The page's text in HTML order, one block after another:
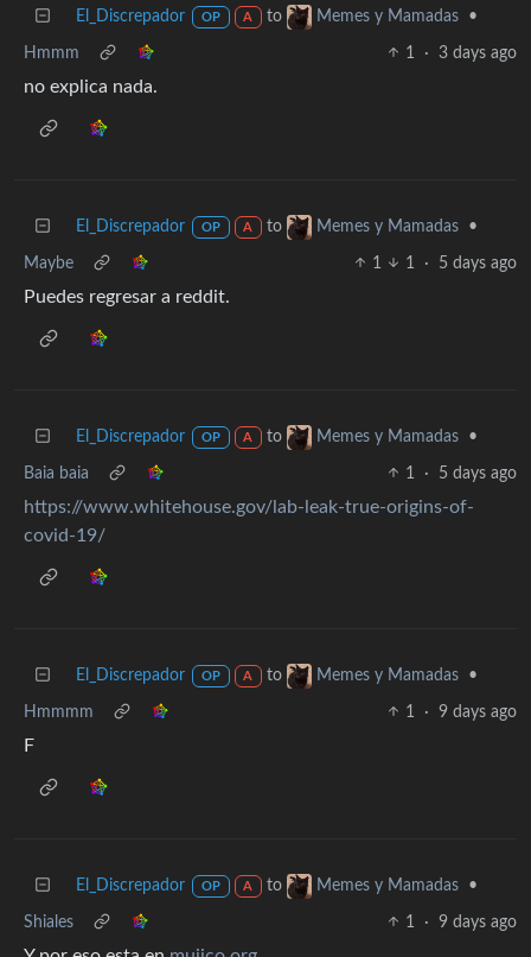
El_Discrepador OP A to Memes y Mamadas •
Hmmm 1 · 3 days ago
no explica nada.
El_Discrepador OP A to Memes y Mamadas •
Maybe 1 1 · 5 days ago
Puedes regresar a reddit.
El_Discrepador OP A to Memes y Mamadas •
Baia baia 1 · 5 days ago
https://www.whitehouse.gov/lab-leak-true-origins-of-
covid-19/
El_Discrepador OP A to Memes y Mamadas •
Hmmmm 1 · 9 days ago
F
El_Discrepador OP A to Memes y Mamadas •
Shiales 1 · 9 days ago